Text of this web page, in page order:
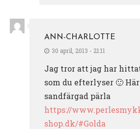
ANN-CHARLOTTE
30 april, 2013 - 21:11
Jag tror att jag har
som du efterlyser 🙂
sandfärgad pärla
https://
shop.dk/#Golda